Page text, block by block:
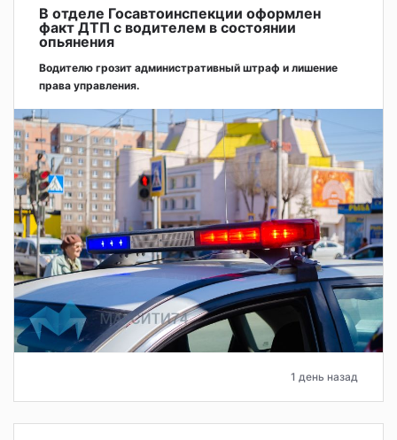
В отделе Госавтоинспекции оформлен
факт ДТП с водителем в состоянии
опьянения
Водителю грозит административный штраф и лишение
права управления.
1 день назад